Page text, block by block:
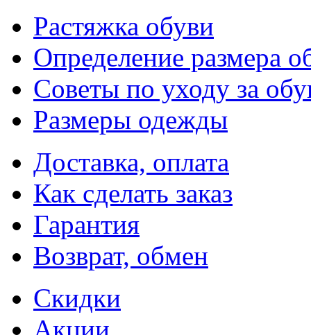
Растяжка обуви
Определение размера
Советы по уходу за
Размеры одежды
Доставка, оплата
Как сделать заказ
Гарантия
Возврат, обмен
Скидки